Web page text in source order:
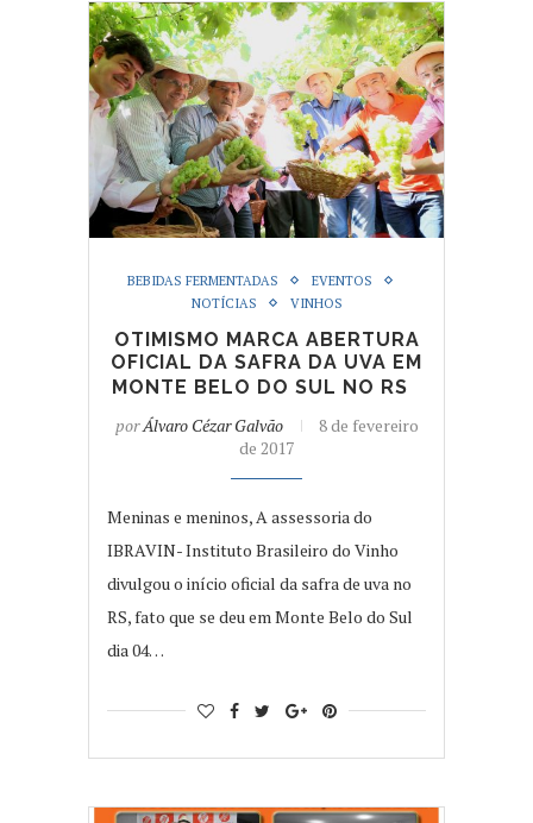
BEBIDAS FERMENTADAS
EVENTOS
NOTÍCIAS
VINHOS
OTIMISMO MARCA ABERTURA
OFICIAL DA SAFRA DA UVA EM
MONTE BELO DO SUL NO RS
porÁlvaro Cézar Galvão
8 de fevereiro
de 2017
Meninas e meninos, A assessoria do
IBRAVIN- Instituto Brasileiro do Vinho
divulgou o início oficial da safra de uva no
RS, fato que se deu em Monte Belo do Sul
dia 04…